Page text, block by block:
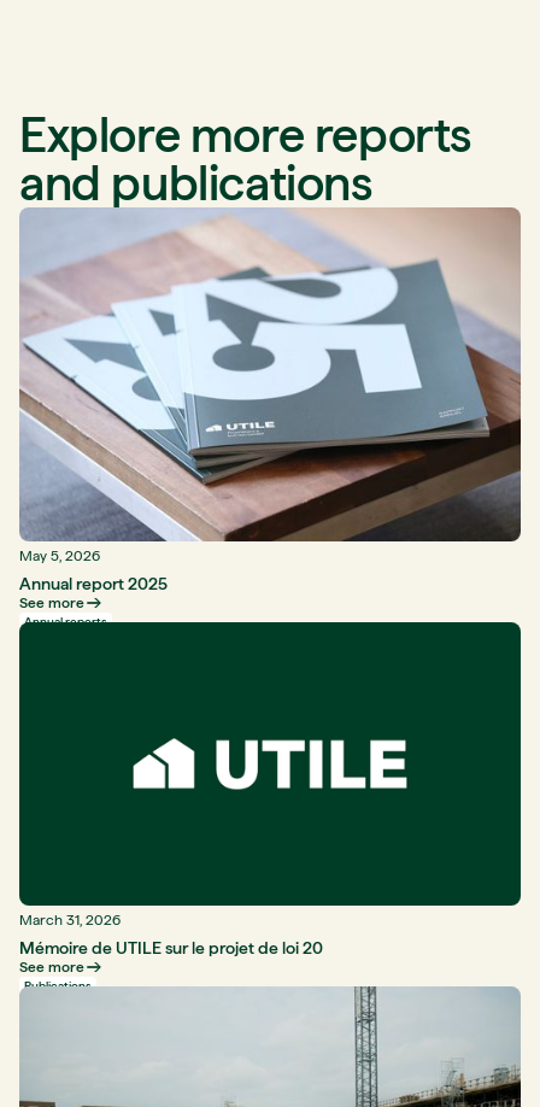
Explore more reports
and publications
May 5, 2026
Annual report 2025
See more
Annual reports
March 31, 2026
Mémoire de UTILE sur le projet de loi 20
See more
Publications